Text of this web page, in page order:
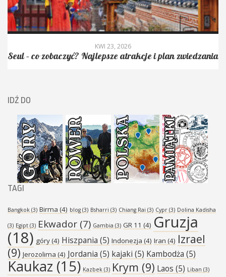
KWI 23, 2026
Seul – co zobaczyć? Najlepsze atrakcje i plan zwiedzania
IDŹ DO
TAGI
Bangkok (3) Birma (4) blog (3) Bsharri (3) Chiang Rai (3) Cypr (3) Dolina Kadisha
(3) Egipt (3) Ekwador (7) Gambia (3) GR 11 (4) Gruzja
(18) góry(4) Hiszpania (5) Indonezja (4) Iran (4) Izrael
(9) Jerozolima (4) Jordania (5) kajaki (5) Kambodża (5)
Kaukaz (15) Kazbek (3) Krym (9) Laos (5) Liban (3)